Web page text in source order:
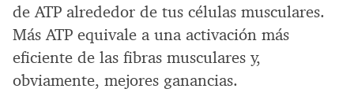
de ATP alrededor de tus células musculares.
Más ATP equivale a una activación más
eficiente de las fibras musculares y,
obviamente, mejores ganancias.